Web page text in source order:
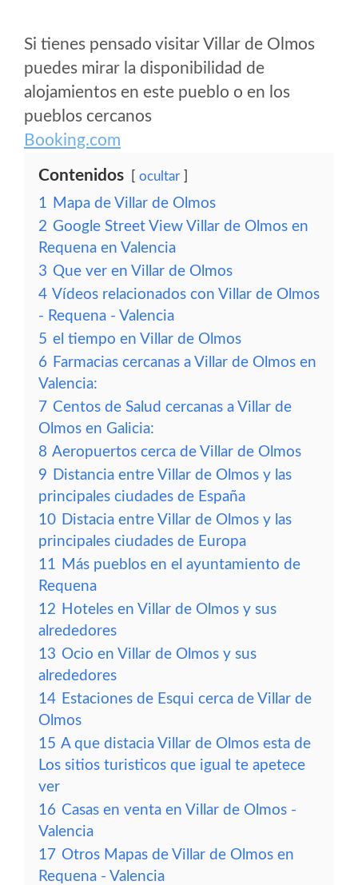
Si tienes pensado visitar Villar de Olmos
puedes mirar la disponibilidad de
alojamientos en este pueblo o en los
pueblos cercanos
Booking.com
Contenidos ocultar
1 Mapa de Villar de Olmos
2 Google Street View Villar de Olmos en
Requena en Valencia
3 Que ver en Villar de Olmos
4 Vídeos relacionados con Villar de Olmos
- Requena - Valencia
5 el tiempo en Villar de Olmos
6 Farmacias cercanas a Villar de Olmos en
Valencia:
7 Centos de Salud cercanas a Villar de
Olmos en Galicia:
8 Aeropuertos cerca de Villar de Olmos
9 Distancia entre Villar de Olmos y las
principales ciudades de España
10 Distacia entre Villar de Olmos y las
principales ciudades de Europa
11 Más pueblos en el ayuntamiento de
Requena
12 Hoteles en Villar de Olmos y sus
alrededores
13 Ocio en Villar de Olmos y sus
alrededores
14 Estaciones de Esqui cerca de Villar de
Olmos
15 A que distacia Villar de Olmos esta de
Los sitios turisticos que igual te apetece
ver
16 Casas en venta en Villar de Olmos -
Valencia
17 Otros Mapas de Villar de Olmos en
Requena - Valencia